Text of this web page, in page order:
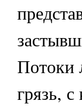
Потоки
грязь,